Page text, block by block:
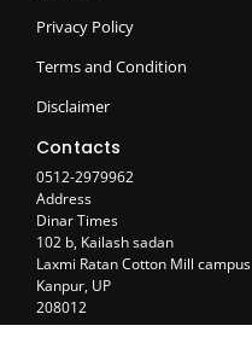
Privacy Policy
Terms and Condition
Disclaimer
Contacts
0512-2979962
Address
Dinar Times
102 b, Kailash sadan
Laxmi Ratan Cotton Mill campus
Kanpur, UP
208012